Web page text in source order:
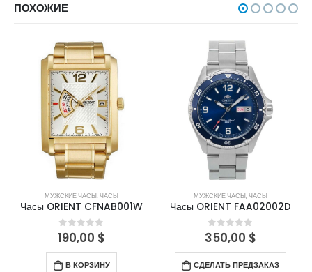
ПОХОЖИЕ
МУЖСКИЕ ЧАСЫ,ЧАСЫ
Часы ORIENT CFNAB001W
0out of 5
190,00 $
В КОРЗИНУ
МУЖСКИЕ ЧАСЫ,ЧАСЫ
Часы ORIENT FAA02002D
0out of 5
350,00 $
СДЕЛАТЬ ПРЕДЗАКАЗ